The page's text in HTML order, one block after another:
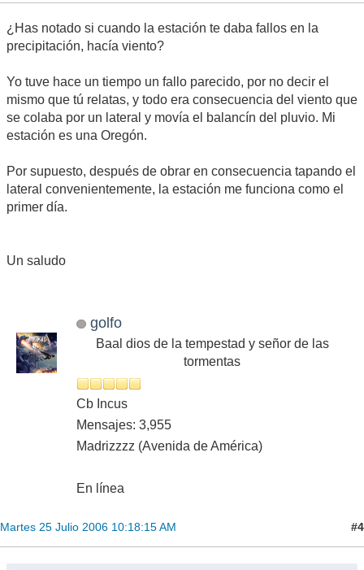
¿Has notado si cuando la estación te daba fallos en la
precipitación, hacía viento?
Yo tuve hace un tiempo un fallo parecido, por no decir el
mismo que tú relatas, y todo era consecuencia del viento que
se colaba por un lateral y movía el balancín del pluvio. Mi
estación es una Oregón.
Por supuesto, después de obrar en consecuencia tapando el
lateral convenientemente, la estación me funciona como el
primer día.
Un saludo
golfo
Baal dios de la tempestad y señor de las
tormentas
Cb Incus
Mensajes: 3,955
Madrizzzz (Avenida de América)
En línea
Martes 25 Julio 2006 10:18:15 AM #4